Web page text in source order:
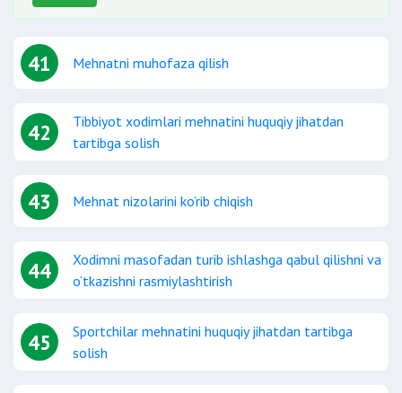
41 Mehnatni muhofaza qilish
42
Tibbiyot xodimlari mehnatini huquqiy jihatdan
tartibga solish
43 Mehnat nizolarini ko‘rib chiqish
44
Xodimni masofadan turib ishlashga qabul qilishni va
o‘tkazishni rasmiylashtirish
45
Sportchilar mehnatini huquqiy jihatdan tartibga
solish